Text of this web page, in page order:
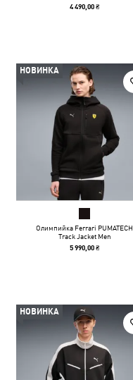
4 490,00 ₴
НОВИНКА
Олимпийка Ferrari PUMATECH
Track Jacket Men
5 990,00 ₴
НОВИНКА